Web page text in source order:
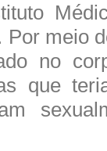
meio
no
que